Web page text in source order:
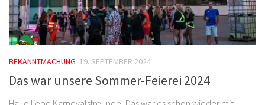
BEKANNTMACHUNG 19. SEPTEMBER 2024
Das war unsere Sommer-Feierei 2024